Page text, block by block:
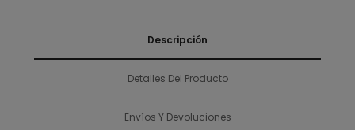
Descripción
Detalles Del Producto
Envíos Y Devoluciones